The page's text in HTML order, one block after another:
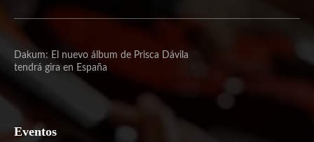
Dakum: El nuevo álbum de Prisca Dávila
tendrá gira en España
Eventos